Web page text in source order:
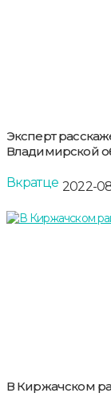
Эксперт
Владимирской
Вкратце 2022-
В Киржачском